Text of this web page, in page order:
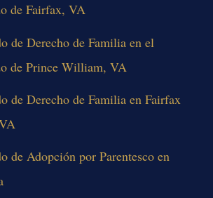
de Fairfax, VA
de Derecho de Familia en el
de Prince William, VA
de Derecho de Familia en Fairfax
de Adopción por Parentesco en